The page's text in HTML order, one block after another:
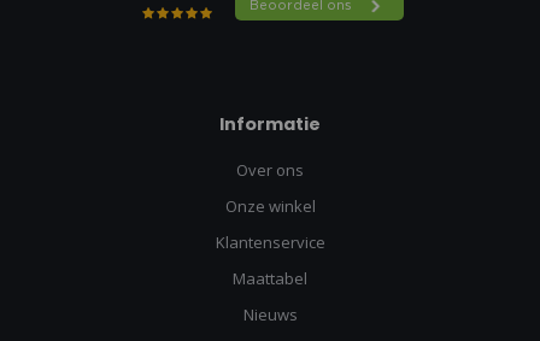
Informatie
Over ons
Onze winkel
Klantenservice
Maattabel
Nieuws